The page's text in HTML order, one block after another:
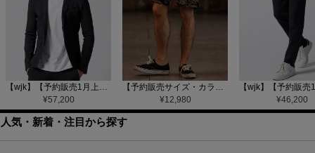
【wjk】【予約販売1月上旬～中旬入荷】function knit jacket(jacquard check) ニットジャケット(207 mw08j)
¥57,200
【予約販売サイズ・カラーにより納期異なる】【CAMBIO(カンビオ)】Gobelin Short Pants ショートパンツ(CAM25SS-002)
¥12,980 ¥46,200
人気・新着・注目から探す